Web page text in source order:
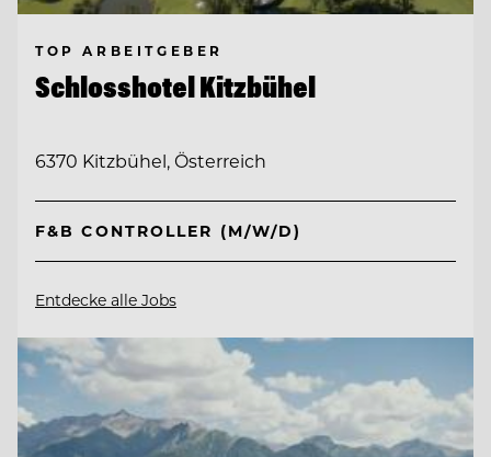
TOP ARBEITGEBER
Schlosshotel Kitzbühel
6370 Kitzbühel, Österreich
F&B CONTROLLER (M/W/D)
Entdecke alle Jobs